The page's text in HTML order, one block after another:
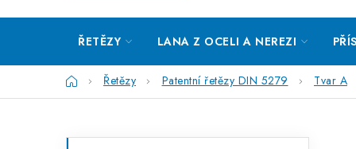
ŘETĚZY LANA Z OCELI A NEREZI
DomůŘetězy Patentní řetězy DIN 5279 Tvar A